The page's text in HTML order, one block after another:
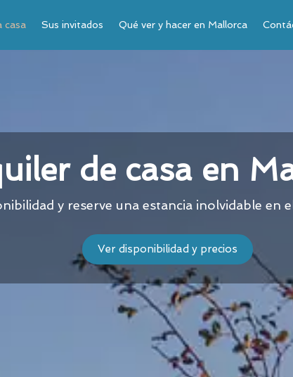
casa Sus invitados Qué ver y hacer en Mallorca
de casa en
y reserve una estancia inolvidable en
Ver disponibilidad y precios